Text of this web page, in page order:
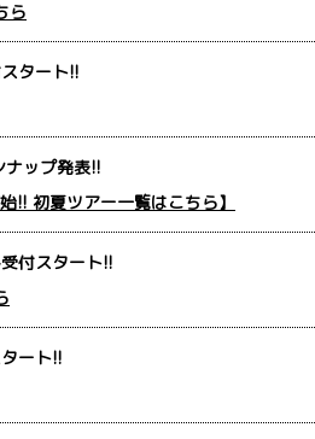
ら
タート!!
ナップ発表!!
!! 初夏ツアー一覧はこちら】
付スタート!!
ート!!